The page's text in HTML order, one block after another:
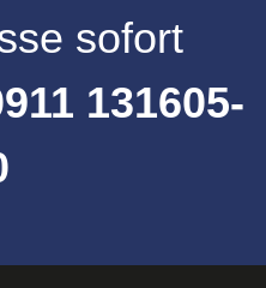
sofort
131605-